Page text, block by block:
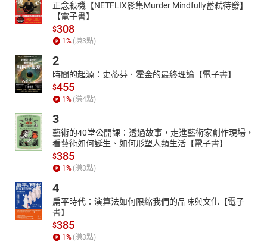
對於大多數的開發者來說，親手製作可自動化部署的 LAMP 伺服器
並非一件容易的事情，本書針對 LAMP 的自動化部署提供詳盡的解
說，讓閱讀後的你也能輕鬆使用 EC2 打造高可用可自動部署的
LAMP 伺服器叢集。
☛在 AWS 上部署 Docker 容器解決方案
在 AWS 上有多種 Docker 容器解決方案，在什麼狀況下要使用 ECS
或是 EKS，讓你傻傻分不清楚嗎？本書將以入門等級的簡單範例，
協助讀者理解 ECS 與 EKS 兩種服務，並教會你如何根據應用情境挑
選合適的容器部署解決方法。
☛開發自動部署的 CDK Construct Library
寫出好用的程式後分享給更多人吧！
教你如何從無到有寫一個自己的 CDK Construct Library，無論運用
在開源貢獻、公司專案或私人案件，成為自己 Library 自己開發的技
術達人。
【好評推薦】
本書將會是華人社群裡面最珍貴的 CDK 參考書之一， 期待越來越多
人可以透過這本書一窺 CDK 的奧妙， 並且跟著 Clarence 一起學
正念殺機【NETFLIX影集Murder Mindfully蓄弒待發】
【電子書】
$308
1 % (賺3點)
2
時間的起源：史蒂芬．霍金的最終理論【電子書】
$455
1 % (賺4點)
3
藝術的40堂公開課：透過故事，走進藝術家創作現場，
看藝術如何誕生、如何形塑人類生活【電子書】
$385
1 % (賺3點)
4
扁平時代：演算法如何限縮我們的品味與文化【電子
書】
$385
1 % (賺3點)